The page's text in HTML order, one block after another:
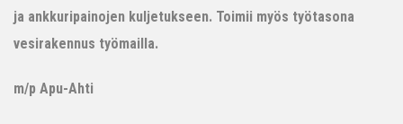
ja ankkuripainojen kuljetukseen. Toimii myös työtasona
vesirakennus työmailla.
m/p Apu-Ahti